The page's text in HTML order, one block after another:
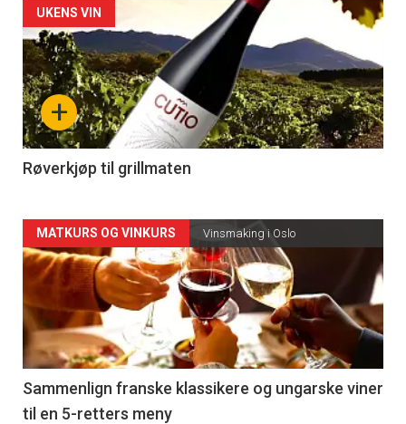
Forsiden
akkurat
nå
-
4
+
UKENS VIN
Røverkjøp til grillmaten
Forsiden
akkurat
nå
-
5
MATKURS OG VINKURS Vinsmaking i Oslo
Sammenlign franske klassikere og ungarske viner
til en 5-retters meny